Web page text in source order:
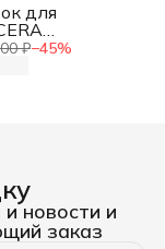
₽−45%
для
PF-3110
новости и
заказ